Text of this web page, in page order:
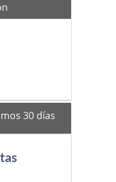
30 días